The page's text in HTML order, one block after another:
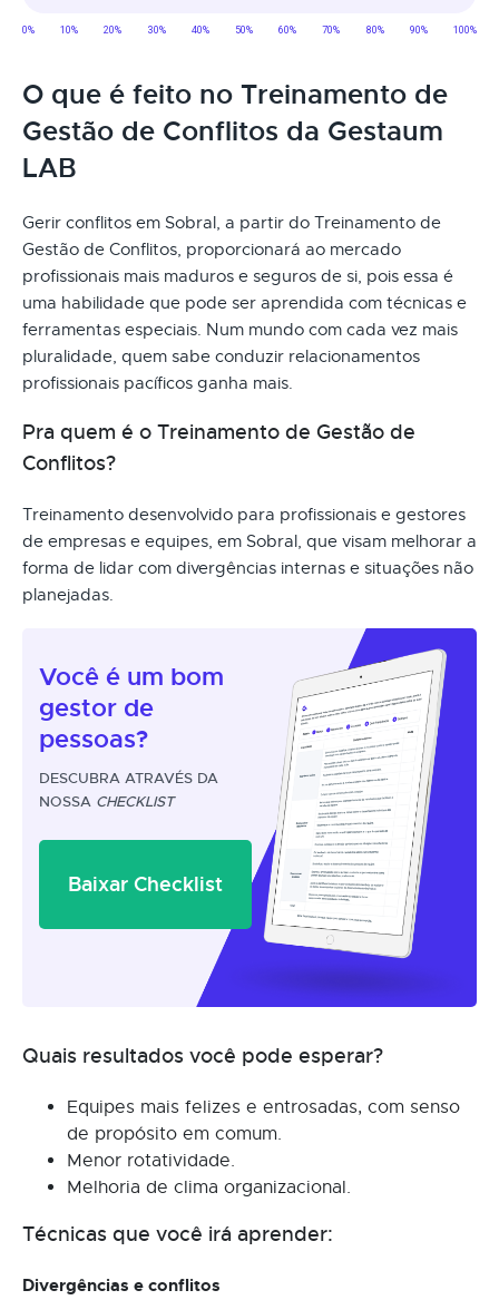
O que é feito no Treinamento de
Gestão de Conflitos da Gestaum
LAB
Gerir conflitos em Sobral, a partir do Treinamento de
Gestão de Conflitos, proporcionará ao mercado
profissionais mais maduros e seguros de si, pois essa é
uma habilidade que pode ser aprendida com técnicas e
ferramentas especiais. Num mundo com cada vez mais
pluralidade, quem sabe conduzir relacionamentos
profissionais pacíficos ganha mais.
Pra quem é o Treinamento de Gestão de
Conflitos?
Treinamento desenvolvido para profissionais e gestores
de empresas e equipes, em Sobral, que visam melhorar a
forma de lidar com divergências internas e situações não
planejadas.
Você é um bom
gestor de
pessoas?
DESCUBRA ATRAVÉS DA
NOSSA CHECKLIST
Baixar Checklist
Quais resultados você pode esperar?
Equipes mais felizes e entrosadas, com senso
de propósito em comum.
Menor rotatividade.
Melhoria de clima organizacional.
Técnicas que você irá aprender:
Divergências e conflitos